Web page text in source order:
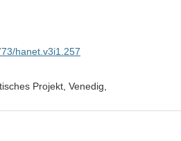
hanet.v3i1.257
Projekt, Venedig,